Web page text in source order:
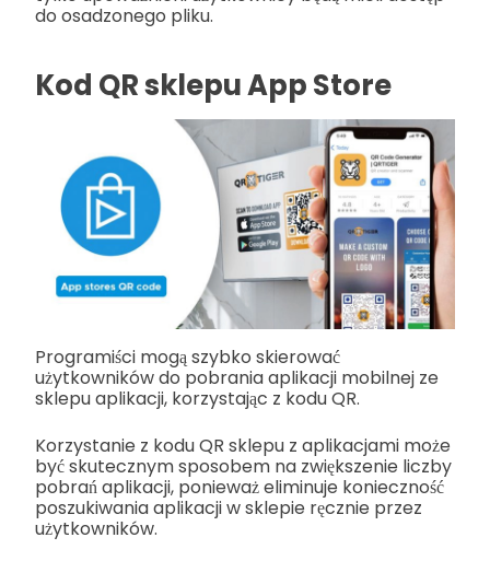
do osadzonego pliku.
Kod QR sklepu App Store
Programiści mogą szybko skierować
użytkowników do pobrania aplikacji mobilnej ze
sklepu aplikacji, korzystając z kodu QR.
Korzystanie z kodu QR sklepu z aplikacjami może
być skutecznym sposobem na zwiększenie liczby
pobrań aplikacji, ponieważ eliminuje konieczność
poszukiwania aplikacji w sklepie ręcznie przez
użytkowników.